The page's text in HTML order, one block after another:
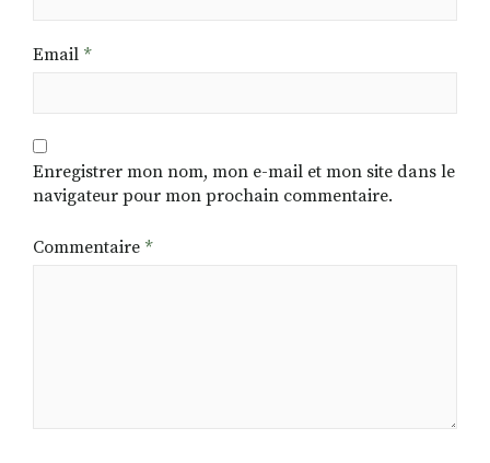
Email *
Enregistrer mon nom, mon e-mail et mon site dans le
navigateur pour mon prochain commentaire.
Commentaire *